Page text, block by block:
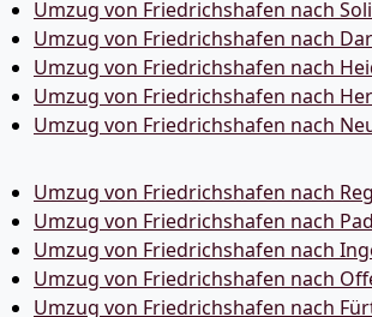
Umzug von Friedrichshafen nach
Umzug von Friedrichshafen nach
Umzug von Friedrichshafen nach
Umzug von Friedrichshafen nach
Umzug von Friedrichshafen nach
Umzug von Friedrichshafen nach
Umzug von Friedrichshafen nach
Umzug von Friedrichshafen nach
Umzug von Friedrichshafen nach
Umzug von Friedrichshafen nach